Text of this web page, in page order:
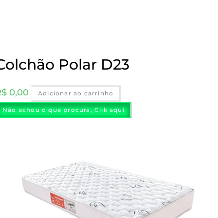
Polar D23
0,00 Adicionar ao carrinho
Não achou o que procura, Clik aqui